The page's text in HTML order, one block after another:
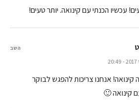
עכשיו הכנתי עם קינואה. יותר טעים!
קינואה! אנחנו צריכות להפגש לבוקר
קינואה 🙂
השב